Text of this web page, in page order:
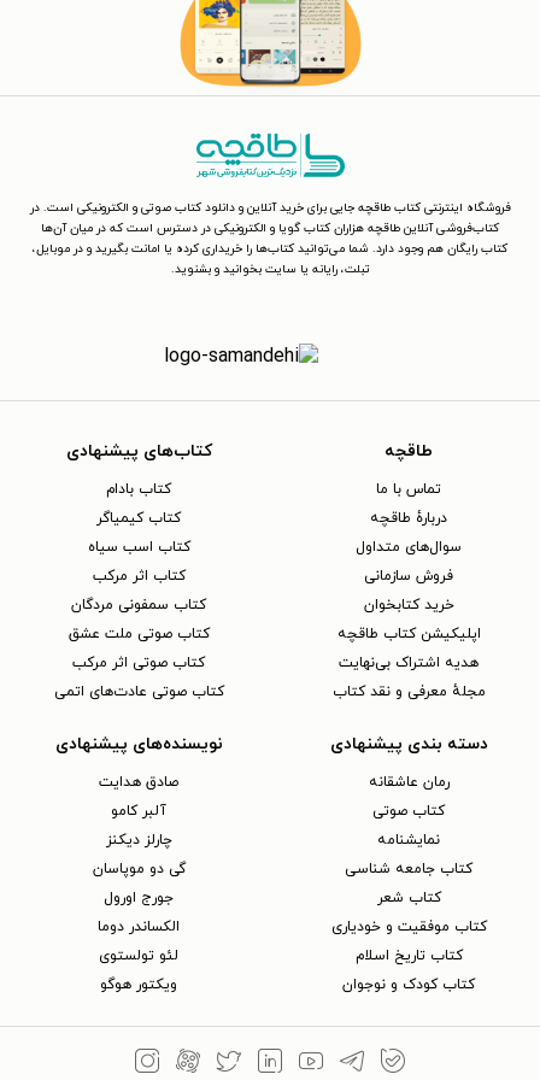
فروشگاه اینترنتی کتاب طاقچه جایی برای خرید آنلاین و دانلود کتاب صوتی و الکترونیکی است. در
کتاب‌فروشی آنلاین طاقچه هزاران کتاب گویا و الکترونیکی در دسترس است که در میان آن‌ها
کتاب رایگان هم وجود دارد. شما می‌توانید کتاب‌ها را خریداری کرده یا امانت بگیرید و در موبایل،
تبلت، رایانه یا سایت بخوانید و بشنوید.
طاقچه
تماس با ما
دربارهٔ طاقچه
سوال‌های متداول
فروش سازمانی
خرید کتابخوان
اپلیکیشن کتاب طاقچه
هدیه اشتراک بی‌نهایت
مجلهٔ معرفی و نقد کتاب
کتاب‌های پیشنهادی
کتاب بادام
کتاب کیمیاگر
کتاب اسب سیاه
کتاب اثر مرکب
کتاب سمفونی مردگان
کتاب صوتی ملت عشق
کتاب صوتی اثر مرکب
کتاب صوتی عادت‌های اتمی
دسته بندی پیشنهادی
رمان عاشقانه
کتاب‌ صوتی
نمایشنامه
کتاب جامعه شناسی
کتاب شعر
کتاب موفقیت و خودیاری
کتاب تاریخ اسلام
کتاب کودک و نوجوان
نویسنده‌های پیشنهادی
صادق هدایت
آلبر کامو
چارلز دیکنز
گی دو موپاسان
جورج اورول
الکساندر دوما
لئو تولستوی
ویکتور هوگو